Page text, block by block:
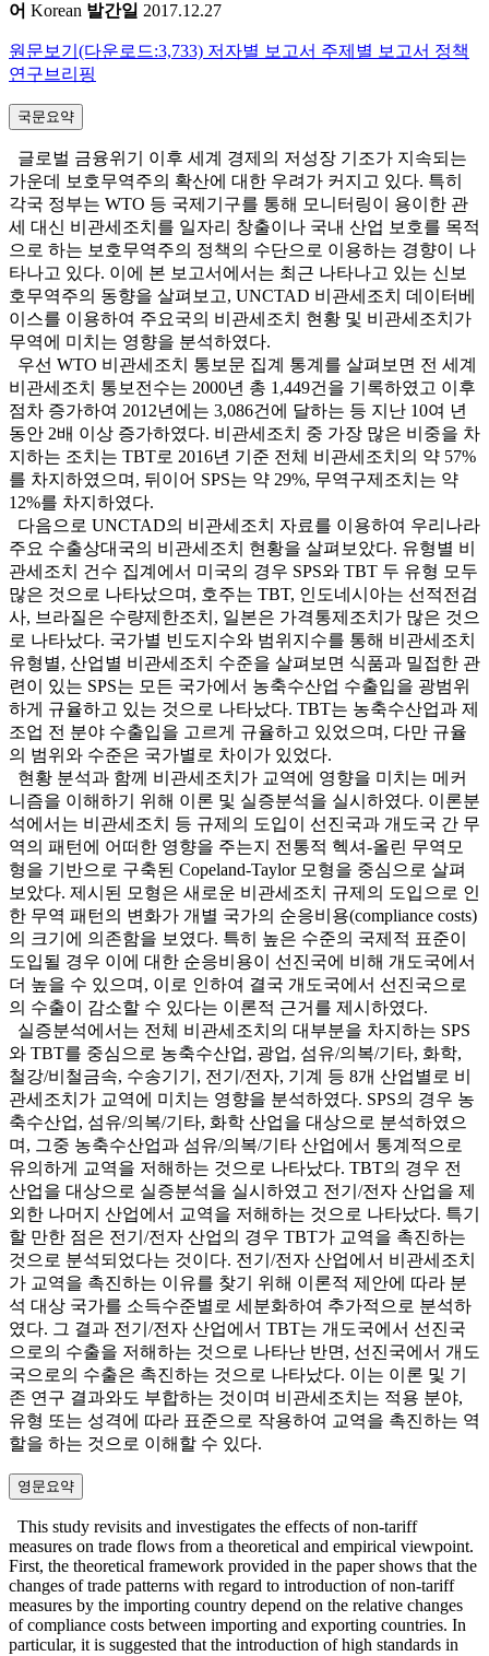
어 Korean 발간일 2017.12.27
원문보기(다운로드:3,733) 저자별 보고서 주제별 보고서 정책
연구브리핑
국문요약
글로벌 금융위기 이후 세계 경제의 저성장 기조가 지속되는
가운데 보호무역주의 확산에 대한 우려가 커지고 있다. 특히
각국 정부는 WTO 등 국제기구를 통해 모니터링이 용이한 관
세 대신 비관세조치를 일자리 창출이나 국내 산업 보호를 목적
으로 하는 보호무역주의 정책의 수단으로 이용하는 경향이 나
타나고 있다. 이에 본 보고서에서는 최근 나타나고 있는 신보
호무역주의 동향을 살펴보고, UNCTAD 비관세조치 데이터베
이스를 이용하여 주요국의 비관세조치 현황 및 비관세조치가
무역에 미치는 영향을 분석하였다.
우선 WTO 비관세조치 통보문 집계 통계를 살펴보면 전 세계
비관세조치 통보전수는 2000년 총 1,449건을 기록하였고 이후
점차 증가하여 2012년에는 3,086건에 달하는 등 지난 10여 년
동안 2배 이상 증가하였다. 비관세조치 중 가장 많은 비중을 차
지하는 조치는 TBT로 2016년 기준 전체 비관세조치의 약 57%
를 차지하였으며, 뒤이어 SPS는 약 29%, 무역구제조치는 약
12%를 차지하였다.
다음으로 UNCTAD의 비관세조치 자료를 이용하여 우리나라
주요 수출상대국의 비관세조치 현황을 살펴보았다. 유형별 비
관세조치 건수 집계에서 미국의 경우 SPS와 TBT 두 유형 모두
많은 것으로 나타났으며, 호주는 TBT, 인도네시아는 선적전검
사, 브라질은 수량제한조치, 일본은 가격통제조치가 많은 것으
로 나타났다. 국가별 빈도지수와 범위지수를 통해 비관세조치
유형별, 산업별 비관세조치 수준을 살펴보면 식품과 밀접한 관
련이 있는 SPS는 모든 국가에서 농축수산업 수출입을 광범위
하게 규율하고 있는 것으로 나타났다. TBT는 농축수산업과 제
조업 전 분야 수출입을 고르게 규율하고 있었으며, 다만 규율
의 범위와 수준은 국가별로 차이가 있었다.
현황 분석과 함께 비관세조치가 교역에 영향을 미치는 메커
니즘을 이해하기 위해 이론 및 실증분석을 실시하였다. 이론분
석에서는 비관세조치 등 규제의 도입이 선진국과 개도국 간 무
역의 패턴에 어떠한 영향을 주는지 전통적 헥셔-올린 무역모
형을 기반으로 구축된 Copeland-Taylor 모형을 중심으로 살펴
보았다. 제시된 모형은 새로운 비관세조치 규제의 도입으로 인
한 무역 패턴의 변화가 개별 국가의 순응비용(compliance costs)
의 크기에 의존함을 보였다. 특히 높은 수준의 국제적 표준이
도입될 경우 이에 대한 순응비용이 선진국에 비해 개도국에서
더 높을 수 있으며, 이로 인하여 결국 개도국에서 선진국으로
의 수출이 감소할 수 있다는 이론적 근거를 제시하였다.
실증분석에서는 전체 비관세조치의 대부분을 차지하는 SPS
와 TBT를 중심으로 농축수산업, 광업, 섬유/의복/기타, 화학,
철강/비철금속, 수송기기, 전기/전자, 기계 등 8개 산업별로 비
관세조치가 교역에 미치는 영향을 분석하였다. SPS의 경우 농
축수산업, 섬유/의복/기타, 화학 산업을 대상으로 분석하였으
며, 그중 농축수산업과 섬유/의복/기타 산업에서 통계적으로
유의하게 교역을 저해하는 것으로 나타났다. TBT의 경우 전
산업을 대상으로 실증분석을 실시하였고 전기/전자 산업을 제
외한 나머지 산업에서 교역을 저해하는 것으로 나타났다. 특기
할 만한 점은 전기/전자 산업의 경우 TBT가 교역을 촉진하는
것으로 분석되었다는 것이다. 전기/전자 산업에서 비관세조치
가 교역을 촉진하는 이유를 찾기 위해 이론적 제안에 따라 분
석 대상 국가를 소득수준별로 세분화하여 추가적으로 분석하
였다. 그 결과 전기/전자 산업에서 TBT는 개도국에서 선진국
으로의 수출을 저해하는 것으로 나타난 반면, 선진국에서 개도
국으로의 수출은 촉진하는 것으로 나타났다. 이는 이론 및 기
존 연구 결과와도 부합하는 것이며 비관세조치는 적용 분야,
유형 또는 성격에 따라 표준으로 작용하여 교역을 촉진하는 역
할을 하는 것으로 이해할 수 있다.
영문요약
This study revisits and investigates the effects of non-tariff
measures on trade flows from a theoretical and empirical viewpoint.
First, the theoretical framework provided in the paper shows that the
changes of trade patterns with regard to introduction of non-tariff
measures by the importing country depend on the relative changes
of compliance costs between importing and exporting countries. In
particular, it is suggested that the introduction of high standards in